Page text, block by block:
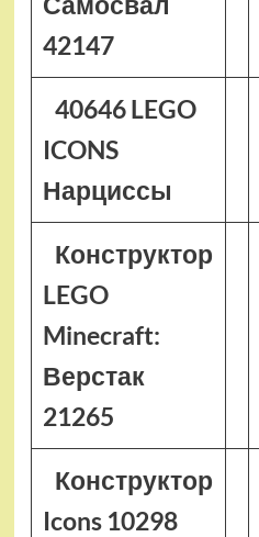
42147
40646 LEGO
ICONS
Нарциссы
Конструктор
LEGO
Minecraft:
Верстак
21265
Конструктор
Icons 10298